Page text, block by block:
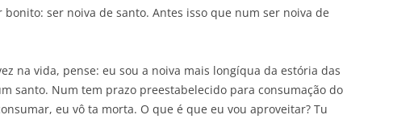
bonito: ser noiva de santo. Antes isso que num ser noiva de
na vida, pense: eu sou a noiva mais longíqua da estória das
santo. Num tem prazo preestabelecido para consumação do
eu vô ta morta. O que é que eu vou aproveitar? Tu